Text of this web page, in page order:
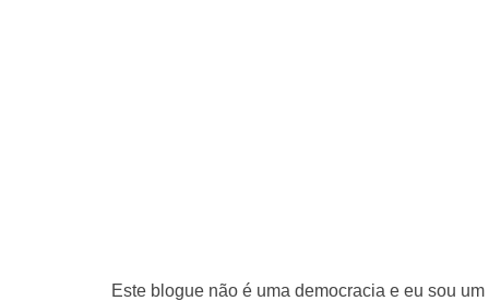
Este blogue não é uma democracia e eu sou